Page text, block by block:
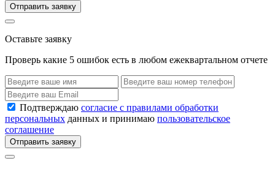
Отправить заявку
Оставьте заявку
Проверь какие 5 ошибок есть в любом ежеквартальном отчете
Подтверждаю согласие с правилами обработки
персональных данных и принимаю пользовательское
соглашение
Отправить заявку